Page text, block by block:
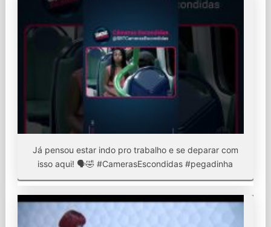
Já pensou estar indo pro trabalho e se deparar com
isso aqui! 🗣️🤣 #CamerasEscondidas #pegadinha